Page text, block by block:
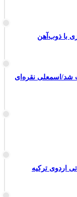
با ذوب‌آهن
شد/اسمعلی نقره‌ای
اردوی ترکیه